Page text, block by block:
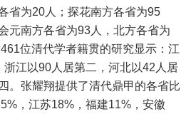
省为20人；探花南方各省为95
元南方各省为93人，北方各省为
位清代学者籍贯的研究显示：江
江以90人居第二，河北以42人居
。张耀翔提供了清代鼎甲的各省比
，江苏18%，福建11%，安徽